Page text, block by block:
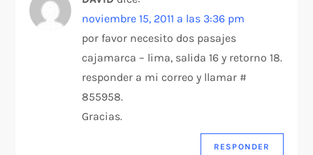
noviembre 15, 2011 a las 3:36 pm
por favor necesito dos pasajes
cajamarca – lima, salida 16 y retorno 18.
responder a mi correo y llamar #
855958.
Gracias.
RESPONDER